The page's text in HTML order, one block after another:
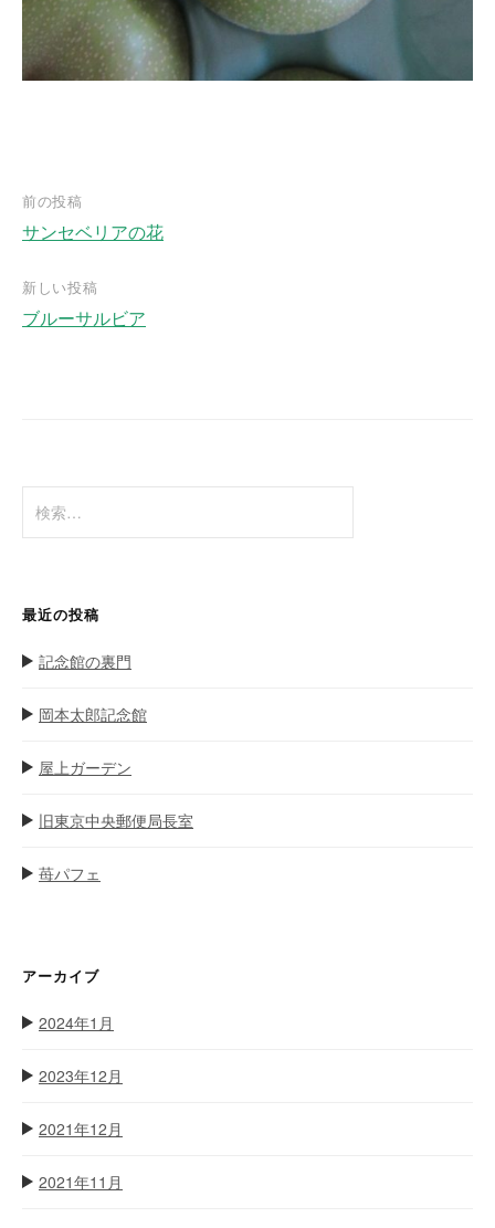
稿
ナ
ョ
ン
前の投稿
サンセベリアの花
新しい投稿
ブルーサルビア
索
最近の投稿
記念館の裏門
岡本太郎記念館
屋上ガーデン
旧東京中央郵便局長室
苺パフェ
アーカイブ
2024年1月
2023年12月
2021年12月
2021年11月